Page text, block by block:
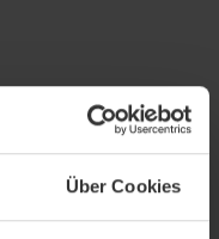
Über Cookies